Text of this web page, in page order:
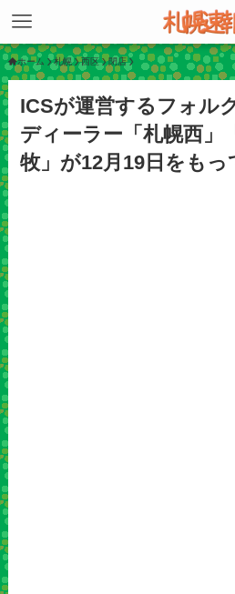
ホーム 札幌 西区 閉店
ICSが運営するフォル
ディーラー「札幌西」
牧」が12月19日をもっ